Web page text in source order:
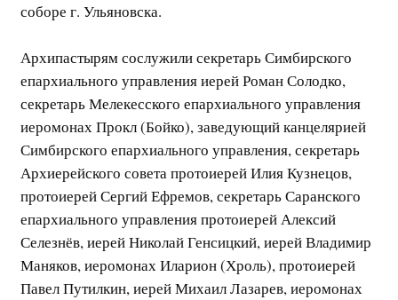
соборе г. Ульяновска.
Архипастырям сослужили секретарь Симбирского
епархиального управления иерей Роман Солодко,
секретарь Мелекесского епархиального управления
иеромонах Прокл (Бойко), заведующий канцелярией
Симбирского епархиального управления, секретарь
Архиерейского совета протоиерей Илия Кузнецов,
протоиерей Сергий Ефремов, секретарь Саранского
епархиального управления протоиерей Алексий
Селезнёв, иерей Николай Генсицкий, иерей Владимир
Маняков, иеромонах Иларион (Хроль), протоиерей
Павел Путилкин, иерей Михаил Лазарев, иеромонах